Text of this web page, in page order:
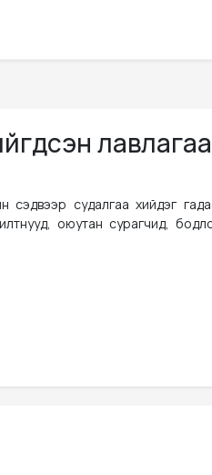
лавлагаа
сэдвээр судалгаа хийдэг
оюутан сурагчид,